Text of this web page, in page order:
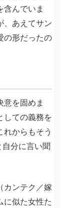
んでいま
、あえてサン
の形だったの
意を固めま
しての義務を
からもそう
分に言い聞
カンテク／嫁
に似た女性た